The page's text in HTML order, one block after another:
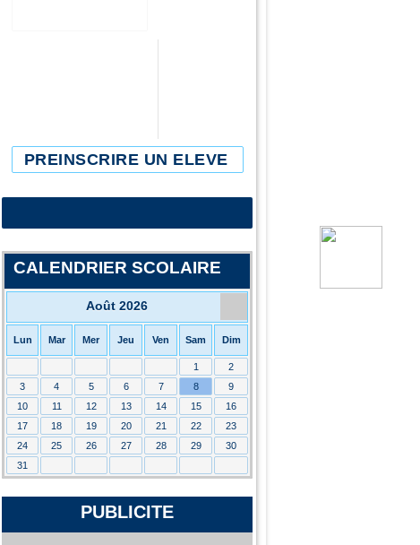
PREINSCRIRE UN ELEVE
CALENDRIER SCOLAIRE
Août 2026
Lun Mar Mer Jeu Ven Sam Dim
1
2
3
4 5 6 7 8
9
10
11 12 13 14 15
16
17
18 19 20 21 22
23
24
25 26 27 28 29
30
31
PUBLICITE